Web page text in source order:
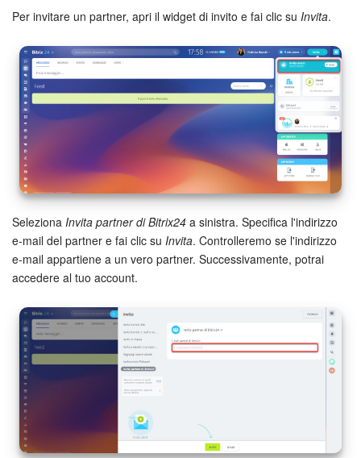
Automazione
Flussi di lavoro
Marketing
Gestione inventario
Telefonia
Impostazioni
Bitrix24 On-Premise
Bitrix24 Messenger
Domande generali
Per invitare un partner, apri il widget di invito e fai clic su Invita.
Seleziona Invita partner di Bitrix24 a sinistra. Specifica l'indirizzo
e-mail del partner e fai clic su Invita. Controlleremo se l'indirizzo
e-mail appartiene a un vero partner. Successivamente, potrai
accedere al tuo account.